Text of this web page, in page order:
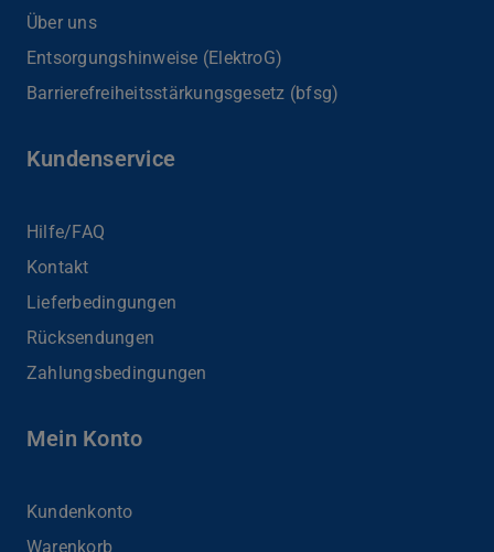
Über uns
Entsorgungshinweise (ElektroG)
Barrierefreiheits­stärkungsgesetz (bfsg)
Kundenservice
Hilfe/FAQ
Kontakt
Lieferbedingungen
Rücksendungen
Zahlungsbedingungen
Mein Konto
Kundenkonto
Warenkorb